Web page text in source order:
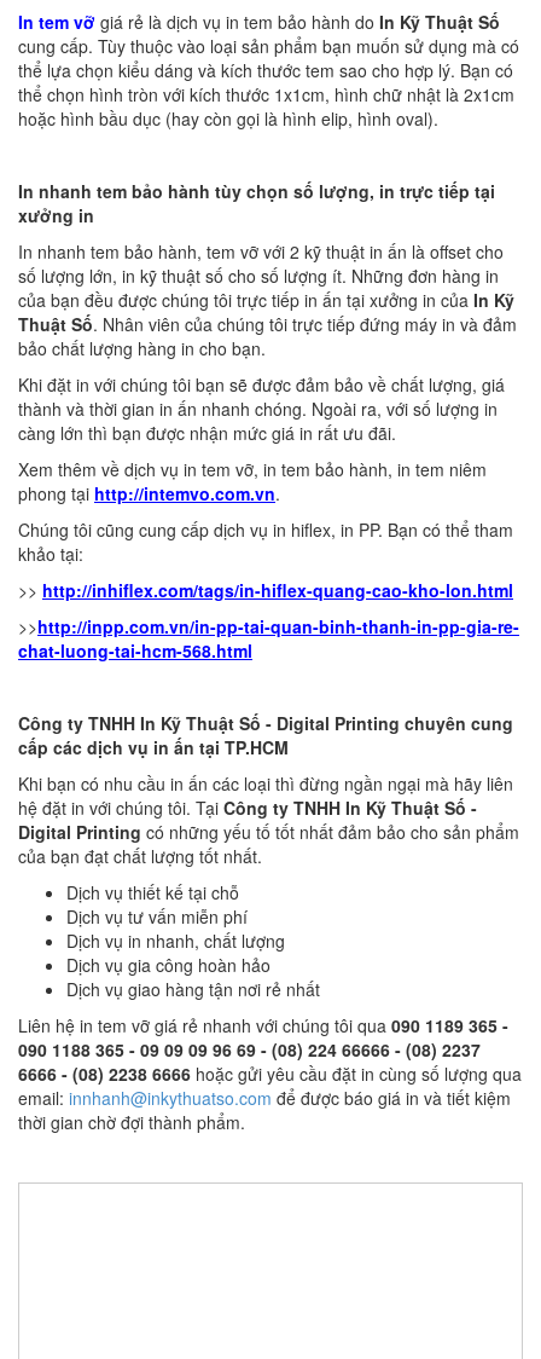
In tem vỡ giá rẻ là dịch vụ in tem bảo hành do In Kỹ Thuật Số
cung cấp. Tùy thuộc vào loại sản phẩm bạn muốn sử dụng mà có
thể lựa chọn kiểu dáng và kích thước tem sao cho hợp lý. Bạn có
thể chọn hình tròn với kích thước 1x1cm, hình chữ nhật là 2x1cm
hoặc hình bầu dục (hay còn gọi là hình elip, hình oval).
In nhanh tem bảo hành tùy chọn số lượng, in trực tiếp tại
xưởng in
In nhanh tem bảo hành, tem vỡ với 2 kỹ thuật in ấn là offset cho
số lượng lớn, in kỹ thuật số cho số lượng ít. Những đơn hàng in
của bạn đều được chúng tôi trực tiếp in ấn tại xưởng in của In Kỹ
Thuật Số. Nhân viên của chúng tôi trực tiếp đứng máy in và đảm
bảo chất lượng hàng in cho bạn.
Khi đặt in với chúng tôi bạn sẽ được đảm bảo về chất lượng, giá
thành và thời gian in ấn nhanh chóng. Ngoài ra, với số lượng in
càng lớn thì bạn được nhận mức giá in rất ưu đãi.
Xem thêm về dịch vụ in tem vỡ, in tem bảo hành, in tem niêm
phong tại http://intemvo.com.vn.
Chúng tôi cũng cung cấp dịch vụ in hiflex, in PP. Bạn có thể tham
khảo tại:
>> http://inhiflex.com/tags/in-hiflex-quang-cao-kho-lon.html
>>http://inpp.com.vn/in-pp-tai-quan-binh-thanh-in-pp-gia-re-
chat-luong-tai-hcm-568.html
Công ty TNHH In Kỹ Thuật Số - Digital Printing chuyên cung
cấp các dịch vụ in ấn tại TP.HCM
Khi bạn có nhu cầu in ấn các loại thì đừng ngần ngại mà hãy liên
hệ đặt in với chúng tôi. Tại Công ty TNHH In Kỹ Thuật Số -
Digital Printing có những yếu tố tốt nhất đảm bảo cho sản phẩm
của bạn đạt chất lượng tốt nhất.
Dịch vụ thiết kế tại chỗ
Dịch vụ tư vấn miễn phí
Dịch vụ in nhanh, chất lượng
Dịch vụ gia công hoàn hảo
Dịch vụ giao hàng tận nơi rẻ nhất
Liên hệ in tem vỡ giá rẻ nhanh với chúng tôi qua 090 1189 365 -
090 1188 365 - 09 09 09 96 69 - (08) 224 66666 - (08) 2237
6666 - (08) 2238 6666 hoặc gửi yêu cầu đặt in cùng số lượng qua
email: innhanh@inkythuatso.com để được báo giá in và tiết kiệm
thời gian chờ đợi thành phẩm.